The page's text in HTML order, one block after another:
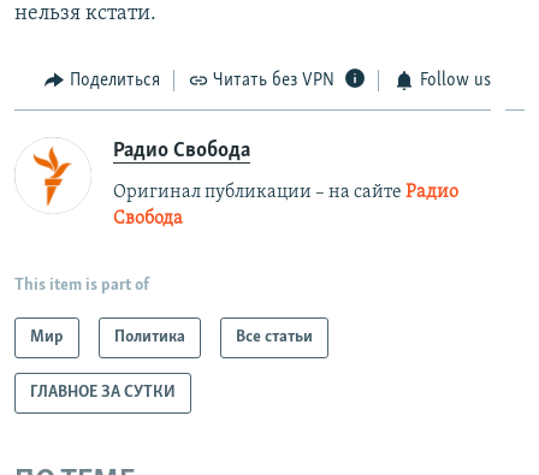
нельзя кстати.
Поделиться Читать без VPN Follow us
Радио Свобода
Оригинал публикации – на сайте Радио
Свобода
This item is part of
Мир Политика Все статьи
ГЛАВНОЕ ЗА СУТКИ